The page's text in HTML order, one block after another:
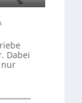
Dabei
nur